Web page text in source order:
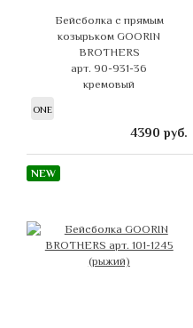
Бейсболка с прямым
козырьком GOORIN
BROTHERS
арт. 90-931-36
кремовый
ONE
4390 руб.
NEW